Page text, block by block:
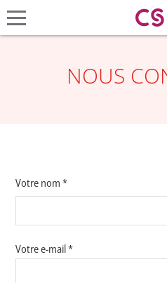
NOUS
Votre nom *
Votre e-mail *